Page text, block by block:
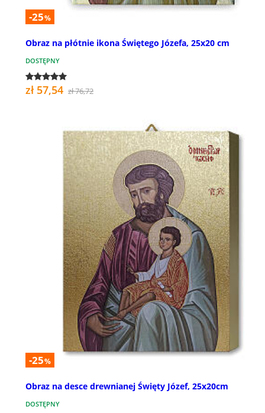
-25%
Obraz na płótnie ikona Świętego Józefa, 25x20 cm
DOSTĘPNY
zł 57,54 zł 76,72
-25%
Obraz na desce drewnianej Święty Józef, 25x20cm
DOSTĘPNY